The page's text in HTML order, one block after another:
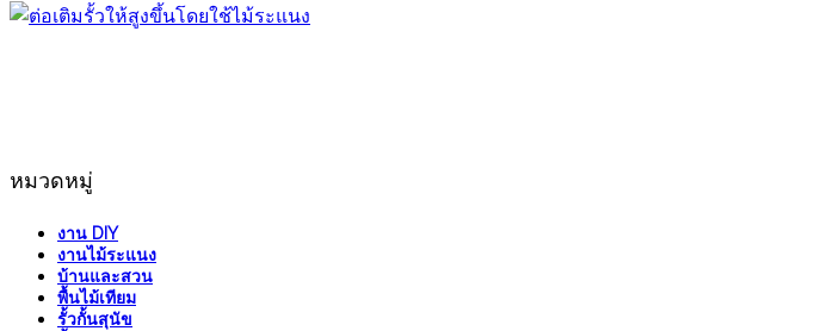
หมวดหมู่
งาน DIY
งานไม้ระแนง
บ้านและสวน
พื้นไม้เทียม
รั้วกั้นสุนัข